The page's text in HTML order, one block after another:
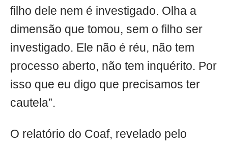
filho dele nem é investigado. Olha a
dimensão que tomou, sem o filho ser
investigado. Ele não é réu, não tem
processo aberto, não tem inquérito. Por
isso que eu digo que precisamos ter
cautela”.
O relatório do Coaf, revelado pelo